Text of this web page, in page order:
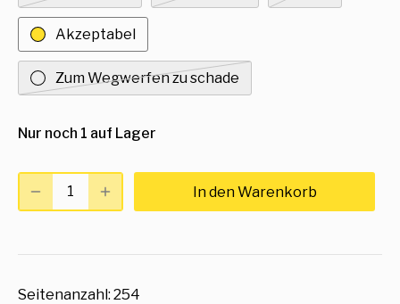
Akzeptabel
Zum Wegwerfen zu schade
Nur noch 1 auf Lager
In den Warenkorb
Seitenanzahl: 254